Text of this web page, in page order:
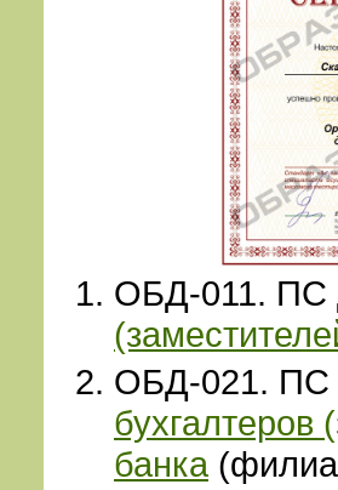
ОБД-011. ПС
ОБД-021.
бухгалтеров
банка